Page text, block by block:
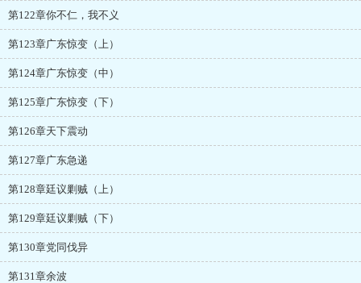
第122章你不仁，我不义
第123章广东惊变（上）
第124章广东惊变（中）
第125章广东惊变（下）
第126章天下震动
第127章广东急递
第128章廷议剿贼（上）
第129章廷议剿贼（下）
第130章党同伐异
第131章余波